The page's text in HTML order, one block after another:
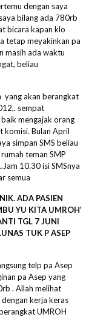
dengan saya
bilang ada 780rb
bicara kapan klo
tetap meyakinkan pa
masih ada waktu
beliau
yang akan berangkat
sempat
mengajak orang
komisi. Bulan April
simpan SMS beliau
teman SMP
10.30 isi SMSnya
semua
ADA PASIEN
YU KITA UMROH’
TGL 7 JUNI
TUK P ASEP
telp pa Asep
pa Asep yang
. Allah melihat
kerja keras
UMROH